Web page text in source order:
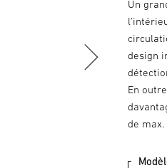
Un
design
En
de